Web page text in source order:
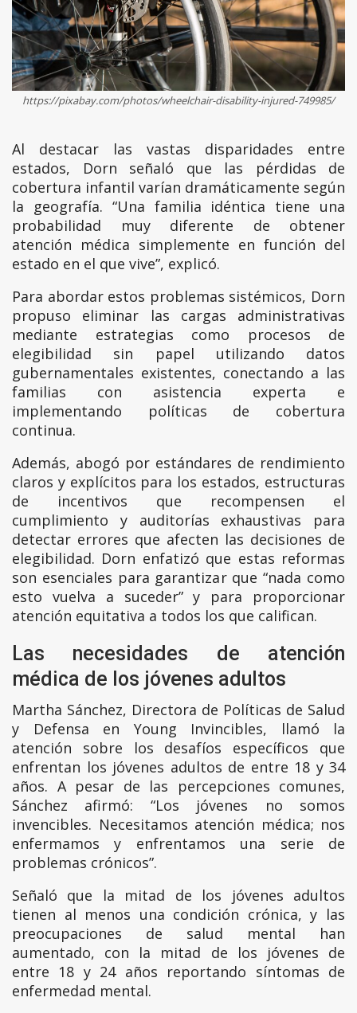
https://pixabay.com/photos/wheelchair-disability-injured-749985/
Al destacar las vastas disparidades entre
estados, Dorn señaló que las pérdidas de
cobertura infantil varían dramáticamente según
la geografía. “Una familia idéntica tiene una
probabilidad muy diferente de obtener
atención médica simplemente en función del
estado en el que vive”, explicó.
Para abordar estos problemas sistémicos, Dorn
propuso eliminar las cargas administrativas
mediante estrategias como procesos de
elegibilidad sin papel utilizando datos
gubernamentales existentes, conectando a las
familias con asistencia experta e
implementando políticas de cobertura
continua.
Además, abogó por estándares de rendimiento
claros y explícitos para los estados, estructuras
de incentivos que recompensen el
cumplimiento y auditorías exhaustivas para
detectar errores que afecten las decisiones de
elegibilidad. Dorn enfatizó que estas reformas
son esenciales para garantizar que “nada como
esto vuelva a suceder” y para proporcionar
atención equitativa a todos los que califican.
Las necesidades de atención
médica de los jóvenes adultos
Martha Sánchez, Directora de Políticas de Salud
y Defensa en Young Invincibles, llamó la
atención sobre los desafíos específicos que
enfrentan los jóvenes adultos de entre 18 y 34
años. A pesar de las percepciones comunes,
Sánchez afirmó: “Los jóvenes no somos
invencibles. Necesitamos atención médica; nos
enfermamos y enfrentamos una serie de
problemas crónicos”.
Señaló que la mitad de los jóvenes adultos
tienen al menos una condición crónica, y las
preocupaciones de salud mental han
aumentado, con la mitad de los jóvenes de
entre 18 y 24 años reportando síntomas de
enfermedad mental.